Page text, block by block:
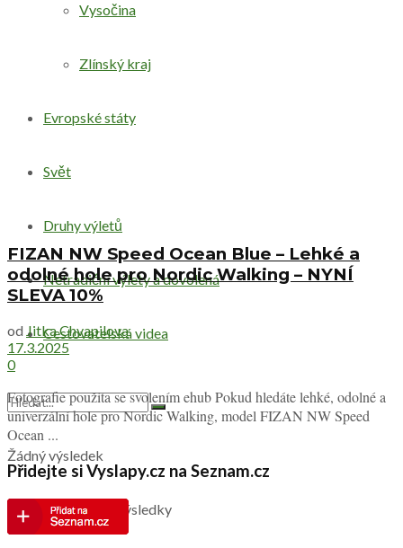
Vysočina
Zlínský kraj
Evropské státy
Svět
Druhy výletů
Netradiční výlety a dovolená
Cestovatelská videa
Žádný výsledek
Zobrazit všechny výsledky
FIZAN NW Speed Ocean Blue – Lehké a
odolné hole pro Nordic Walking – NYNÍ
SLEVA 10%
od Jitka Chvapilova
17.3.2025
0
Fotografie použita se svolením ehub Pokud hledáte lehké, odolné a
univerzální hole pro Nordic Walking, model FIZAN NW Speed
Ocean ...
Přidejte si Vyslapy.cz na Seznam.cz